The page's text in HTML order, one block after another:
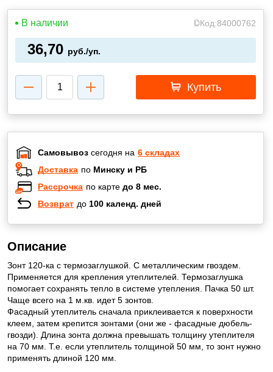
В наличии Код:84000762
36,70 руб./уп.
Купить
Самовывоз сегодня на 6 складах
Доставка по Минску и РБ
Рассрочка по карте до 8 мес.
Возврат до 100 календ. дней
Описание
Зонт 120-ка с термозаглушкой. С металлическим гвоздем.
Применяется для крепления утеплителей. Термозаглушка
помогает сохранять тепло в системе утепления. Пачка 50 шт.
Чаще всего на 1 м.кв. идет 5 зонтов.
Фасадный утеплитель сначала приклеивается к поверхности
клеем, затем крепится зонтами (они же - фасадные дюбель-
гвозди). Длина зонта должна превышать толщину утеплителя
на 70 мм. Т.е. если утеплитель толщиной 50 мм, то зонт нужно
применять длиной 120 мм.